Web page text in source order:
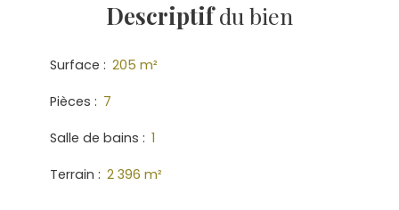
Descriptifdu bien
Surface : 205 m²
Pièces : 7
Salle de bains : 1
Terrain : 2 396 m²